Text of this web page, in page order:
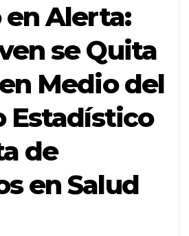
en Alerta:
se Quita
Medio del
Estadístico
de
en Salud